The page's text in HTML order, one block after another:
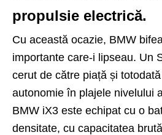
propulsie electrică.
Cu această ocazie, BMW
importante care-i lipseau. Un
cerut de către piață și
autonomie în plajele nivelului
BMW iX3 este echipat cu o
densitate, cu capacitatea